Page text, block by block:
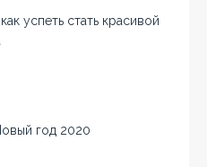
успеть стать красивой
год 2020